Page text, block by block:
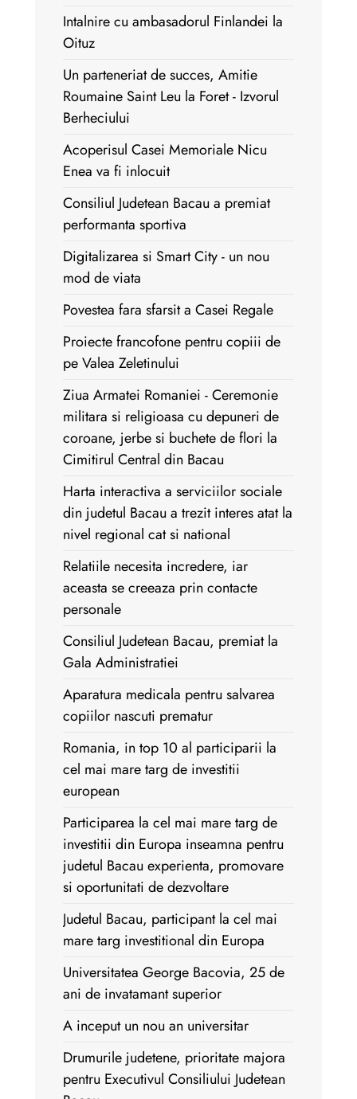
Intalnire cu ambasadorul Finlandei la
Oituz
Un parteneriat de succes, Amitie
Roumaine Saint Leu la Foret - Izvorul
Berheciului
Acoperisul Casei Memoriale Nicu
Enea va fi inlocuit
Consiliul Judetean Bacau a premiat
performanta sportiva
Digitalizarea si Smart City - un nou
mod de viata
Povestea fara sfarsit a Casei Regale
Proiecte francofone pentru copiii de
pe Valea Zeletinului
Ziua Armatei Romaniei - Ceremonie
militara si religioasa cu depuneri de
coroane, jerbe si buchete de flori la
Cimitirul Central din Bacau
Harta interactiva a serviciilor sociale
din judetul Bacau a trezit interes atat la
nivel regional cat si national
Relatiile necesita incredere, iar
aceasta se creeaza prin contacte
personale
Consiliul Judetean Bacau, premiat la
Gala Administratiei
Aparatura medicala pentru salvarea
copiilor nascuti prematur
Romania, in top 10 al participarii la
cel mai mare targ de investitii
european
Participarea la cel mai mare targ de
investitii din Europa inseamna pentru
judetul Bacau experienta, promovare
si oportunitati de dezvoltare
Judetul Bacau, participant la cel mai
mare targ investitional din Europa
Universitatea George Bacovia, 25 de
ani de invatamant superior
A inceput un nou an universitar
Drumurile judetene, prioritate majora
pentru Executivul Consiliului Judetean